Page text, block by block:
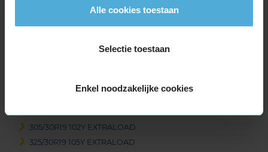
Alle cookies toestaan
Selectie toestaan
Enkel noodzakelijke cookies
275/35R19 100Y EXTRALOAD
285/35R19 103Y EXTRALOAD
305/30R19 102Y EXTRALOAD
325/30R19 105Y EXTRALOAD